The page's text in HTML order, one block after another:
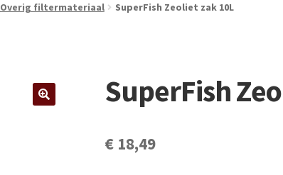
Overig filtermateriaal SuperFish Zeoliet zak 10L
SuperFish
€18,49